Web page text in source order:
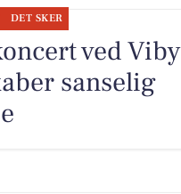
DET SKER
ved Viby
sanselig